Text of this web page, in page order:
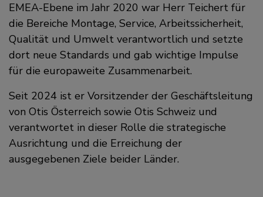
EMEA-Ebene im Jahr 2020 war Herr Teichert für
die Bereiche Montage, Service, Arbeitssicherheit,
Qualität und Umwelt verantwortlich und setzte
dort neue Standards und gab wichtige Impulse
für die europaweite Zusammenarbeit.
Seit 2024 ist er Vorsitzender der Geschäftsleitung
von Otis Österreich sowie Otis Schweiz und
verantwortet in dieser Rolle die strategische
Ausrichtung und die Erreichung der
ausgegebenen Ziele beider Länder.